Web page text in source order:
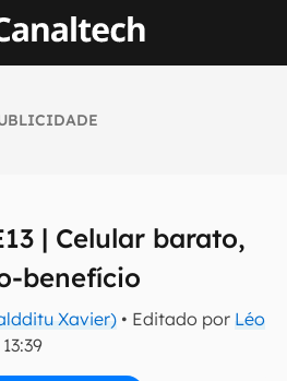
| Celular barato,
benefício
Xavier) • Editado por Léo
tecnologia em primeira